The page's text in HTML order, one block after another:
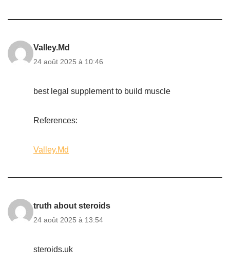
Valley.Md
24 août 2025 à 10:46
best legal supplement to build muscle
References:
Valley.Md
truth about steroids
24 août 2025 à 13:54
steroids.uk